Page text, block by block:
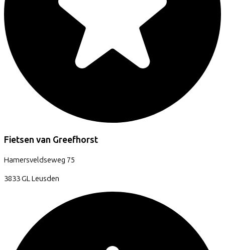
Fietsen van Greefhorst
Hamersveldseweg 75
3833 GLLeusden